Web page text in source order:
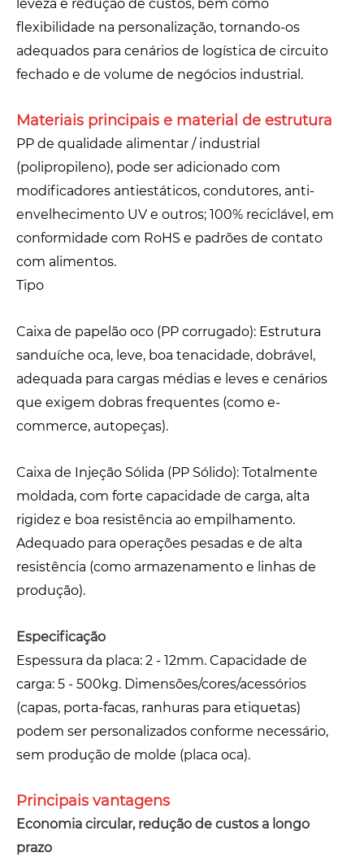
leveza e redução de custos, bem como
flexibilidade na personalização, tornando-os
adequados para cenários de logística de circuito
fechado e de volume de negócios industrial.
Materiais principais e material de estrutura
PP de qualidade alimentar / industrial
(polipropileno), pode ser adicionado com
modificadores antiestáticos, condutores, anti-
envelhecimento UV e outros; 100% reciclável, em
conformidade com RoHS e padrões de contato
com alimentos.
Tipo
Caixa de papelão oco (PP corrugado): Estrutura
sanduíche oca, leve, boa tenacidade, dobrável,
adequada para cargas médias e leves e cenários
que exigem dobras frequentes (como e-
commerce, autopeças).
Caixa de Injeção Sólida (PP Sólido): Totalmente
moldada, com forte capacidade de carga, alta
rigidez e boa resistência ao empilhamento.
Adequado para operações pesadas e de alta
resistência (como armazenamento e linhas de
produção).
Especificação
Espessura da placa: 2 - 12mm. Capacidade de
carga: 5 - 500kg. Dimensões/cores/acessórios
(capas, porta-facas, ranhuras para etiquetas)
podem ser personalizados conforme necessário,
sem produção de molde (placa oca).
Principais vantagens
Economia circular, redução de custos a longo
prazo